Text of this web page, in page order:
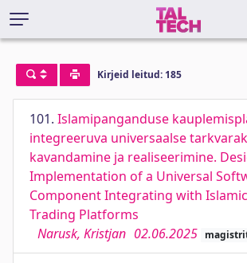
Kirjeid leitud: 185
101. Islamipanganduse
integreeruva universaalse
kavandamine ja realiseerimine.
Implementation of a Universal
Component Integrating with
Trading Platforms
Narusk, Kristjan 02.06.2025